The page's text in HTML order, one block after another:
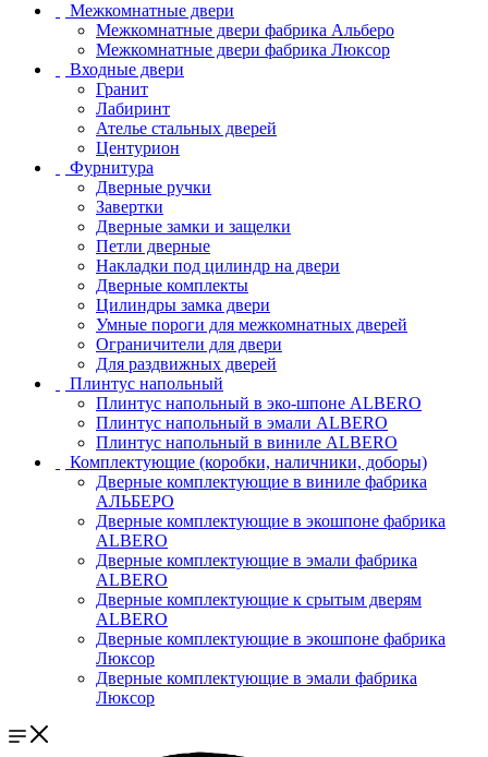
Межкомнатные двери
Межкомнатные двери фабрика Альберо
Межкомнатные двери фабрика Люксор
Входные двери
Гранит
Лабиринт
Ателье стальных дверей
Центурион
Фурнитура
Дверные ручки
Завертки
Дверные замки и защелки
Петли дверные
Накладки под цилиндр на двери
Дверные комплекты
Цилиндры замка двери
Умные пороги для межкомнатных дверей
Ограничители для двери
Для раздвижных дверей
Плинтус напольный
Плинтус напольный в эко-шпоне ALBERO
Плинтус напольный в эмали ALBERO
Плинтус напольный в виниле ALBERO
Комплектующие (коробки, наличники, доборы)
Дверные комплектующие в виниле фабрика
АЛЬБЕРО
Дверные комплектующие в экошпоне фабрика
ALBERO
Дверные комплектующие в эмали фабрика
ALBERO
Дверные комплектующие к срытым дверям
ALBERO
Дверные комплектующие в экошпоне фабрика
Люксор
Дверные комплектующие в эмали фабрика
Люксор